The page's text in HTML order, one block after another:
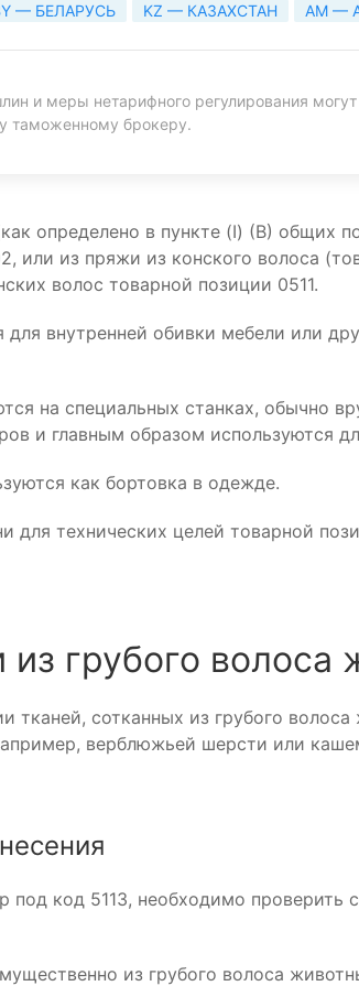
— БЕЛАРУСЬ KZ — КАЗАХСТАН AM —
и меры нетарифного регулирования
таможенному брокеру.
определено в пункте (I) (В) общих
из пряжи из конского волоса
волос товарной позиции 0511.
для внутренней обивки мебели или
на специальных станках, обычно
и главным образом используются
как бортовка в одежде.
технических целей товарной
грубого волоса
тканей, сотканных из грубого
верблюжьей шерсти или
под код 5113, необходимо
из грубого волоса